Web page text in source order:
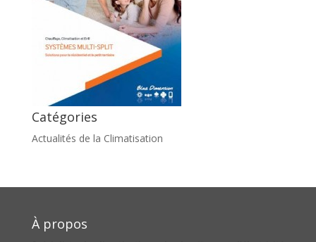
Catégories
Actualités de la Climatisation
À propos